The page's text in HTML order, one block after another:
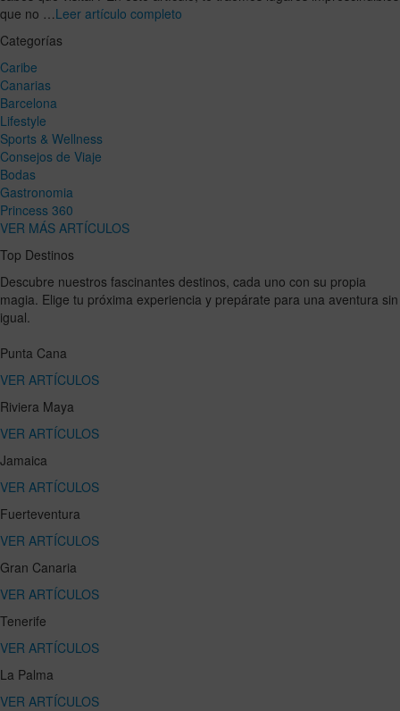
que no …Leer artículo completo
Categorías
Caribe
Canarias
Barcelona
Lifestyle
Sports & Wellness
Consejos de Viaje
Bodas
Gastronomia
Princess 360
VER MÁS ARTÍCULOS
Top Destinos
Descubre nuestros fascinantes destinos, cada uno con su propia
magia. Elige tu próxima experiencia y prepárate para una aventura sin
igual.
Punta Cana
VER ARTÍCULOS
Riviera Maya
VER ARTÍCULOS
Jamaica
VER ARTÍCULOS
Fuerteventura
VER ARTÍCULOS
Gran Canaria
VER ARTÍCULOS
Tenerife
VER ARTÍCULOS
La Palma
VER ARTÍCULOS